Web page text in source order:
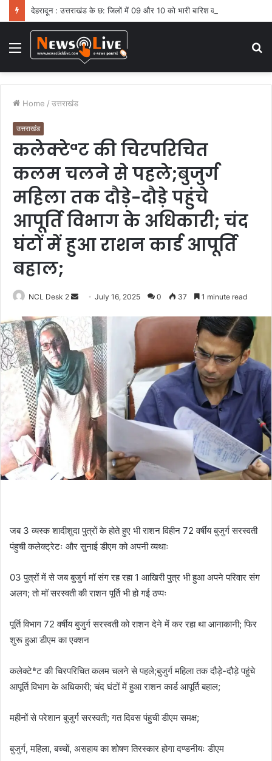
Menu
Home / उत्तराखंड
उत्तराखंड
कलेक्टेªट की चिरपरिचित
कलम चलने से पहले;बुजुर्ग
महिला तक दौड़े-दौड़े पहुंचे
आपूर्ति विभाग के अधिकारी; चंद
घंटों में हुआ राशन कार्ड आपूर्ति
बहाल;
NCL Desk 2
n
d
a
n
e
m
a
i
l
July 16, 2025 0 37 1 minute read
जब 3 व्यस्क शादीशुदा पुत्रों के होते हुए भी राशन विहीन 72 वर्षीय बुजुर्ग सरस्वती
पंहुची कलेक्ट्रेटः और सुनाई डीएम को अपनी व्यथाः
03 पुत्रों में से जब बुजुर्ग मॉ संग रह रहा 1 आखिरी पुत्र भी हुआ अपने परिवार संग
अलग; तो मॉ सरस्वती की राशन पूर्ति भी हो गई ठप्पः
पूर्ति विभाग 72 वर्षीय बुजुर्ग सरस्वती को राशन देने में कर रहा था आनाकानी; फिर
शुरू हुआ डीएम का एक्शन
कलेक्टेªट की चिरपरिचित कलम चलने से पहले;बुजुर्ग महिला तक दौड़े-दौड़े पहुंचे
आपूर्ति विभाग के अधिकारी; चंद घंटों में हुआ राशन कार्ड आपूर्ति बहाल;
महीनों से परेशान बुजुर्ग सरस्वती; गत दिवस पंहुची डीएम समक्ष;
बुजुर्ग, महिला, बच्चों, असहाय का शोषण तिरस्कार होगा दण्डनीयः डीएम